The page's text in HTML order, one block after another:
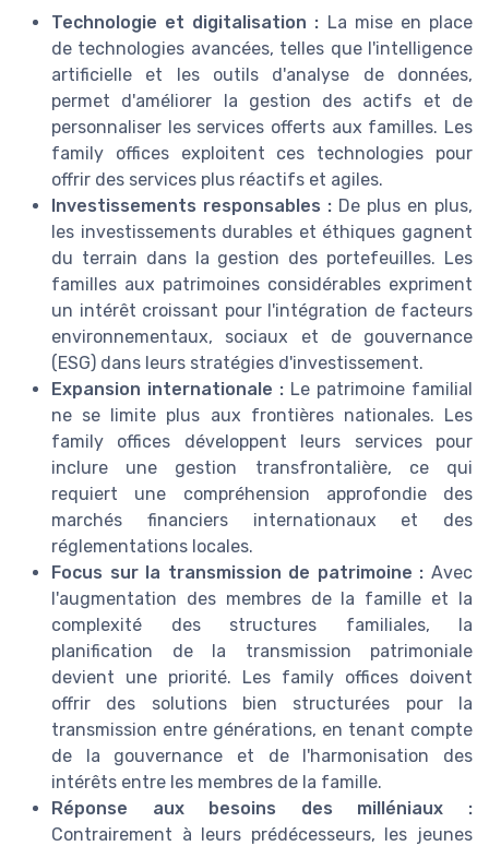
Technologie et digitalisation : La mise en place
de technologies avancées, telles que l'intelligence
artificielle et les outils d'analyse de données,
permet d'améliorer la gestion des actifs et de
personnaliser les services offerts aux familles. Les
family offices exploitent ces technologies pour
offrir des services plus réactifs et agiles.
Investissements responsables : De plus en plus,
les investissements durables et éthiques gagnent
du terrain dans la gestion des portefeuilles. Les
familles aux patrimoines considérables expriment
un intérêt croissant pour l'intégration de facteurs
environnementaux, sociaux et de gouvernance
(ESG) dans leurs stratégies d'investissement.
Expansion internationale : Le patrimoine familial
ne se limite plus aux frontières nationales. Les
family offices développent leurs services pour
inclure une gestion transfrontalière, ce qui
requiert une compréhension approfondie des
marchés financiers internationaux et des
réglementations locales.
Focus sur la transmission de patrimoine : Avec
l'augmentation des membres de la famille et la
complexité des structures familiales, la
planification de la transmission patrimoniale
devient une priorité. Les family offices doivent
offrir des solutions bien structurées pour la
transmission entre générations, en tenant compte
de la gouvernance et de l'harmonisation des
intérêts entre les membres de la famille.
Réponse aux besoins des milléniaux :
Contrairement à leurs prédécesseurs, les jeunes